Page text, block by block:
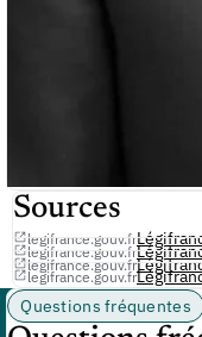
Sources
legifrance.gouv.fr
legifrance.gouv.fr
legifrance.gouv.fr
legifrance.gouv.fr
Questions fréquentes